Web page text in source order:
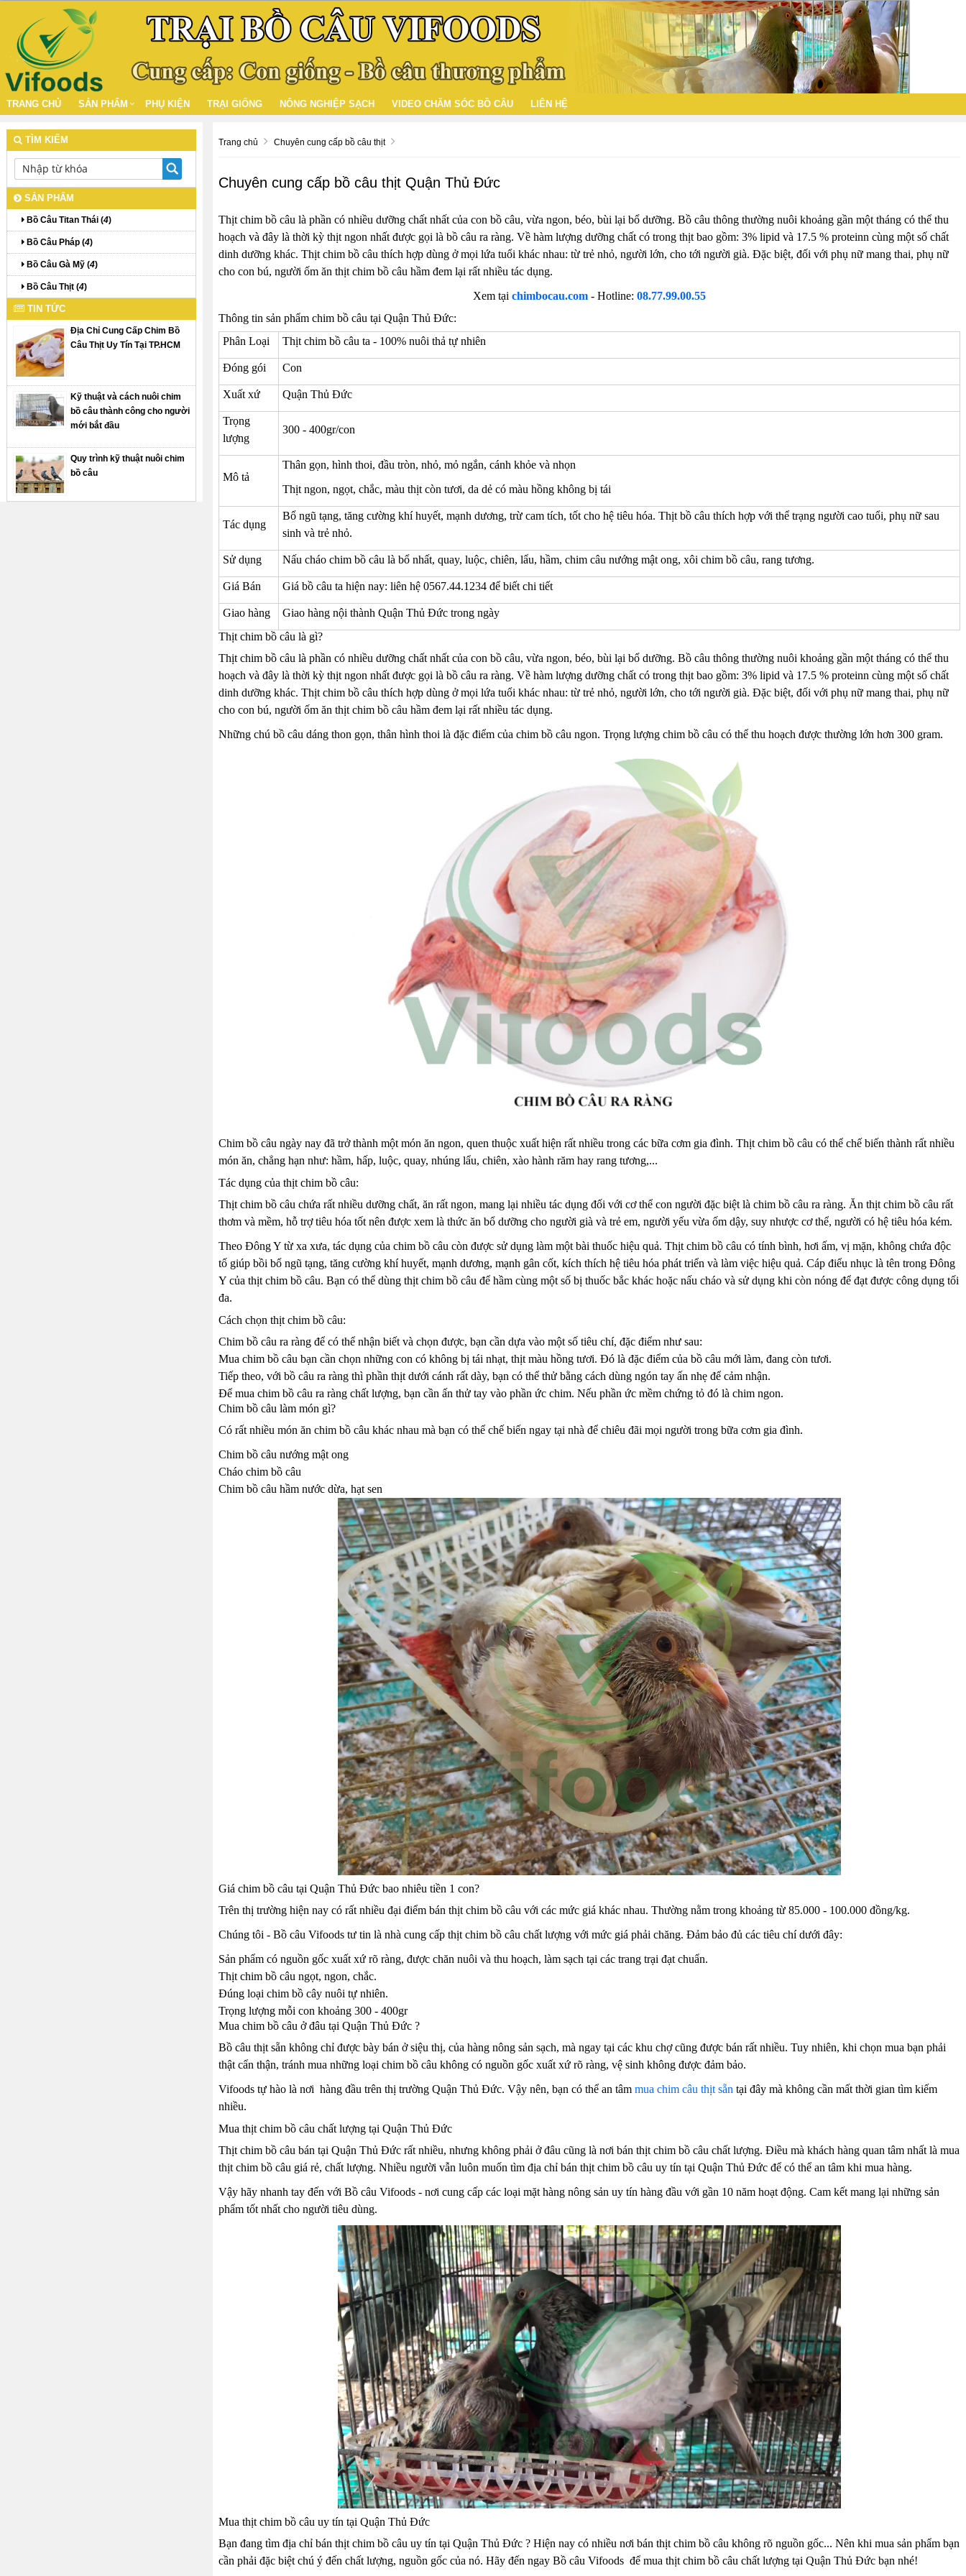
TRANG CHỦ SẢN PHẨM PHỤ KIỆN TRẠI GIỐNG NÔNG NGHIỆP SẠCH VIDEO CHĂM SÓC BỒ CÂU LIÊN HỆ
Trang chủ Chuyên cung cấp bồ câu thịt
Chuyên cung cấp bồ câu thịt Quận Thủ Đức
Thịt chim bồ câu là phần có nhiều dưỡng chất nhất của con bồ câu, vừa ngon, béo, bùi lại bổ dưỡng. Bồ câu thông thường nuôi khoảng gần một tháng có thể thu
hoạch và đây là thời kỳ thịt ngon nhất được gọi là bồ câu ra ràng. Về hàm lượng dưỡng chất có trong thịt bao gồm: 3% lipid và 17.5 % proteinn cùng một số chất
dinh dưỡng khác. Thịt chim bồ câu thích hợp dùng ở mọi lứa tuổi khác nhau: từ trẻ nhỏ, người lớn, cho tới người già. Đặc biệt, đối với phụ nữ mang thai, phụ nữ
cho con bú, người ốm ăn thịt chim bồ câu hầm đem lại rất nhiều tác dụng.
Xem tại chimbocau.com- Hotline: 08.77.99.00.55
Thông tin sản phẩm chim bồ câu tại Quận Thủ Đức:
Phân Loại
Thịt chim bồ câu ta - 100% nuôi thả tự nhiên
Đóng gói Con
Xuất xứ Quận Thủ Đức
Trọng
lượng
300 - 400gr/con
Mô tả
Thân gọn, hình thoi, đầu tròn, nhỏ, mỏ ngắn, cánh khỏe và nhọn
Thịt ngon, ngọt, chắc, màu thịt còn tươi, da dẻ có màu hồng không bị tái
Tác dụng
Bổ ngũ tạng, tăng cường khí huyết, mạnh dương, trừ cam tích, tốt cho hệ tiêu hóa. Thịt bồ câu thích hợp với thể trạng người cao tuổi, phụ nữ sau
sinh và trẻ nhỏ.
Sử dụng Nấu cháo chim bồ câu là bổ nhất, quay, luộc, chiên, lẩu, hầm, chim câu nướng mật ong, xôi chim bồ câu, rang tương.
Giá Bán Giá bồ câu ta hiện nay: liên hệ 0567.44.1234 để biết chi tiết
Giao hàng
Giao hàng nội thành Quận Thủ Đức trong ngày
Thịt chim bồ câu là gì?
Thịt chim bồ câu là phần có nhiều dưỡng chất nhất của con bồ câu, vừa ngon, béo, bùi lại bổ dưỡng. Bồ câu thông thường nuôi khoảng gần một tháng có thể thu
hoạch và đây là thời kỳ thịt ngon nhất được gọi là bồ câu ra ràng. Về hàm lượng dưỡng chất có trong thịt bao gồm: 3% lipid và 17.5 % proteinn cùng một số chất
dinh dưỡng khác. Thịt chim bồ câu thích hợp dùng ở mọi lứa tuổi khác nhau: từ trẻ nhỏ, người lớn, cho tới người già. Đặc biệt, đối với phụ nữ mang thai, phụ nữ
cho con bú, người ốm ăn thịt chim bồ câu hầm đem lại rất nhiều tác dụng.
Những chú bồ câu dáng thon gọn, thân hình thoi là đặc điểm của chim bồ câu ngon. Trọng lượng chim bồ câu có thể thu hoạch được thường lớn hơn 300 gram.
Chim bồ câu ngày nay đã trở thành một món ăn ngon, quen thuộc xuất hiện rất nhiều trong các bữa cơm gia đình. Thịt chim bồ câu có thể chế biến thành rất nhiều
món ăn, chẳng hạn như: hầm, hấp, luộc, quay, nhúng lẩu, chiên, xào hành răm hay rang tương,...
Tác dụng của thịt chim bồ câu:
Thịt chim bồ câu chứa rất nhiều dưỡng chất, ăn rất ngon, mang lại nhiều tác dụng đối với cơ thể con người đặc biệt là chim bồ câu ra ràng. Ăn thịt chim bồ câu rất
thơm và mềm, hỗ trợ tiêu hóa tốt nên được xem là thức ăn bổ dưỡng cho người già và trẻ em, người yếu vừa ốm dậy, suy nhược cơ thể, người có hệ tiêu hóa kém.
Theo Đông Y từ xa xưa, tác dụng của chim bồ câu còn được sử dụng làm một bài thuốc hiệu quả. Thịt chim bồ câu có tính bình, hơi ấm, vị mặn, không chứa độc
tố giúp bồi bổ ngũ tạng, tăng cường khí huyết, mạnh dương, mạnh gân cốt, kích thích hệ tiêu hóa phát triển và làm việc hiệu quả. Cáp điểu nhục là tên trong Đông
Y của thịt chim bồ câu. Bạn có thể dùng thịt chim bồ câu để hầm cùng một số bị thuốc bắc khác hoặc nấu cháo và sử dụng khi còn nóng để đạt được công dụng tối
đa.
Cách chọn thịt chim bồ câu:
Chim bồ câu ra ràng để có thể nhận biết và chọn được, bạn cần dựa vào một số tiêu chí, đặc điểm như sau:
Mua chim bồ câu bạn cần chọn những con có không bị tái nhạt, thịt màu hồng tươi. Đó là đặc điểm của bồ câu mới làm, đang còn tươi.
Tiếp theo, với bồ câu ra ràng thì phần thịt dưới cánh rất dày, bạn có thể thử bằng cách dùng ngón tay ấn nhẹ để cảm nhận.
Để mua chim bồ câu ra ràng chất lượng, bạn cần ấn thử tay vào phần ức chim. Nếu phần ức mềm chứng tỏ đó là chim ngon.
Chim bồ câu làm món gì?
Có rất nhiều món ăn chim bồ câu khác nhau mà bạn có thể chế biến ngay tại nhà để chiêu đãi mọi người trong bữa cơm gia đình.
Chim bồ câu nướng mật ong
Cháo chim bồ câu
Chim bồ câu hầm nước dừa, hạt sen
Giá chim bồ câu tại Quận Thủ Đức bao nhiêu tiền 1 con?
Trên thị trường hiện nay có rất nhiều đại điểm bán thịt chim bồ câu với các mức giá khác nhau. Thường nằm trong khoảng từ 85.000 - 100.000 đồng/kg.
Chúng tôi - Bồ câu Vifoods tư tin là nhà cung cấp thịt chim bồ câu chất lượng với mức giá phải chăng. Đảm bảo đủ các tiêu chí dưới đây:
Sản phẩm có nguồn gốc xuất xứ rõ ràng, được chăn nuôi và thu hoạch, làm sạch tại các trang trại đạt chuẩn.
Thịt chim bồ câu ngọt, ngon, chắc.
Đúng loại chim bồ cây nuôi tự nhiên.
Trọng lượng mỗi con khoảng 300 - 400gr
Mua chim bồ câu ở đâu tại Quận Thủ Đức ?
Bồ câu thịt sẵn không chỉ được bày bán ở siệu thị, của hàng nông sản sạch, mà ngay tại các khu chợ cũng được bán rất nhiều. Tuy nhiên, khi chọn mua bạn phải
thật cẩn thận, tránh mua những loại chim bồ câu không có nguồn gốc xuất xứ rõ ràng, vệ sinh không được đảm bảo.
Vifoods tự hào là nơi hàng đầu trên thị trường Quận Thủ Đức. Vậy nên, bạn có thể an tâm mua chim câu thịt sẵn tại đây mà không cần mất thời gian tìm kiếm
nhiều.
Mua thịt chim bồ câu chất lượng tại Quận Thủ Đức
Thịt chim bồ câu bán tại Quận Thủ Đức rất nhiều, nhưng không phải ở đâu cũng là nơi bán thịt chim bồ câu chất lượng. Điều mà khách hàng quan tâm nhất là mua
thịt chim bồ câu giá rẻ, chất lượng. Nhiều người vẫn luôn muốn tìm địa chỉ bán thịt chim bồ câu uy tín tại Quận Thủ Đức để có thể an tâm khi mua hàng.
Vậy hãy nhanh tay đến với Bồ câu Vifoods - nơi cung cấp các loại mặt hàng nông sản uy tín hàng đầu với gần 10 năm hoạt động. Cam kết mang lại những sản
phẩm tốt nhất cho người tiêu dùng.
Mua thịt chim bồ câu uy tín tại Quận Thủ Đức
Bạn đang tìm địa chỉ bán thịt chim bồ câu uy tín tại Quận Thủ Đức ? Hiện nay có nhiều nơi bán thịt chim bồ câu không rõ nguồn gốc... Nên khi mua sản phẩm bạn
cần phải đặc biệt chú ý đến chất lượng, nguồn gốc của nó. Hãy đến ngay Bồ câu Vifoods để mua thịt chim bồ câu chất lượng tại Quận Thủ Đức bạn nhé!
TÌM KIẾM
SẢN PHẨM
Bồ Câu Titan Thái (4)
Bồ Câu Pháp (4)
Bồ Câu Gà Mỹ (4)
Bồ Câu Thịt (4)
TIN TỨC
Địa Chỉ Cung Cấp Chim Bồ
Câu Thịt Uy Tín Tại TP.HCM
Kỹ thuật và cách nuôi chim
bồ câu thành công cho người
mới bắt đầu
Quy trình kỹ thuật nuôi chim
bồ câu